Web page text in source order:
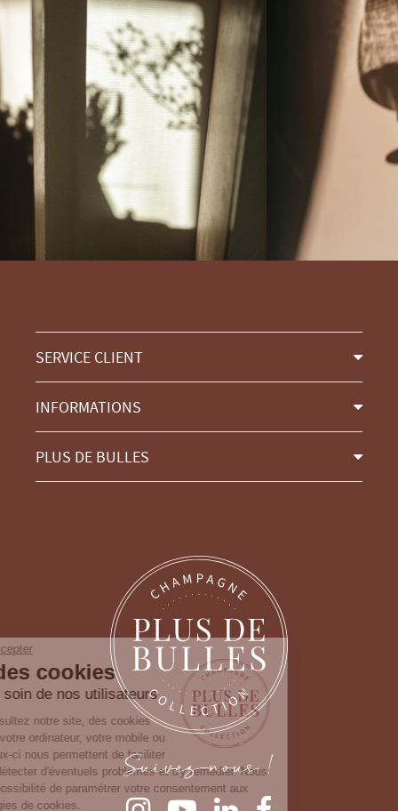
SERVICE CLIENT
INFORMATIONS
PLUS DE BULLES
Suivez-nous !
Continuer sans accepter
Gestion des cookies
Nous prenons soin de nos utilisateurs
Lorsque vous consultez notre site, des cookies
sont déposés sur votre ordinateur, votre mobile ou
votre tablette. Ceux-ci nous permettent de faciliter
la navigation, de détecter d'éventuels problèmes et d'y remédier. Nous
vous laissons la possibilité de paramétrer votre consentement aux
différentes typologies de cookies.